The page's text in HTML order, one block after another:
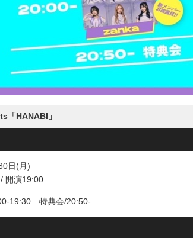
「HANABI」
日(月)
開演19:00
19:30 特典会/20:50-